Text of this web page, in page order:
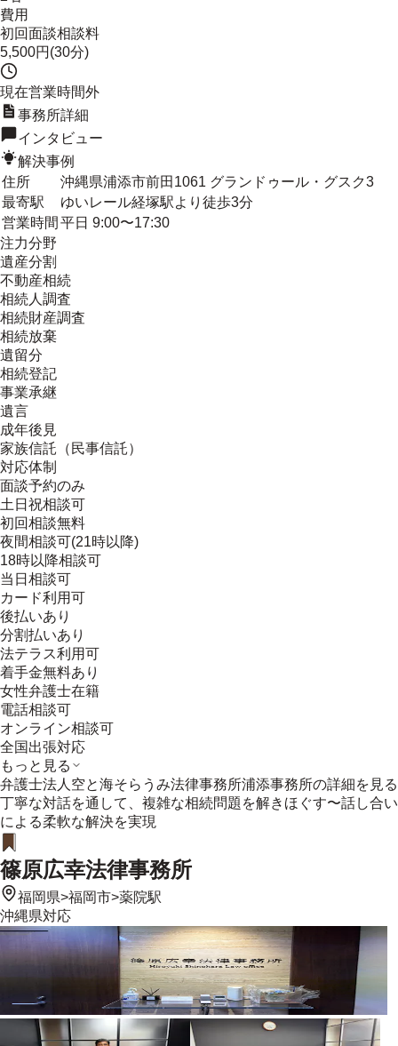
費用
初回面談相談料
5,500円(30分)
現在営業時間外
事務所詳細
インタビュー
解決事例
住所
沖縄県浦添市前田1061 グランドゥール・グスク3
最寄駅
ゆいレール経塚駅より徒歩3分
営業時間 平日 9:00〜17:30
注力分野
遺産分割
不動産相続
相続人調査
相続財産調査
相続放棄
遺留分
相続登記
事業承継
遺言
成年後見
家族信託（民事信託）
対応体制
面談予約のみ
土日祝相談可
初回相談無料
夜間相談可(21時以降)
18時以降相談可
当日相談可
カード利用可
後払いあり
分割払いあり
法テラス利用可
着手金無料あり
女性弁護士在籍
電話相談可
オンライン相談可
全国出張対応
もっと見る
弁護士法人空と海そらうみ法律事務所浦添事務所の詳細を見る
丁寧な対話を通して、複雑な相続問題を解きほぐす〜話し合い
による柔軟な解決を実現
篠原広幸法律事務所
福岡県>福岡市>薬院駅
沖縄県対応